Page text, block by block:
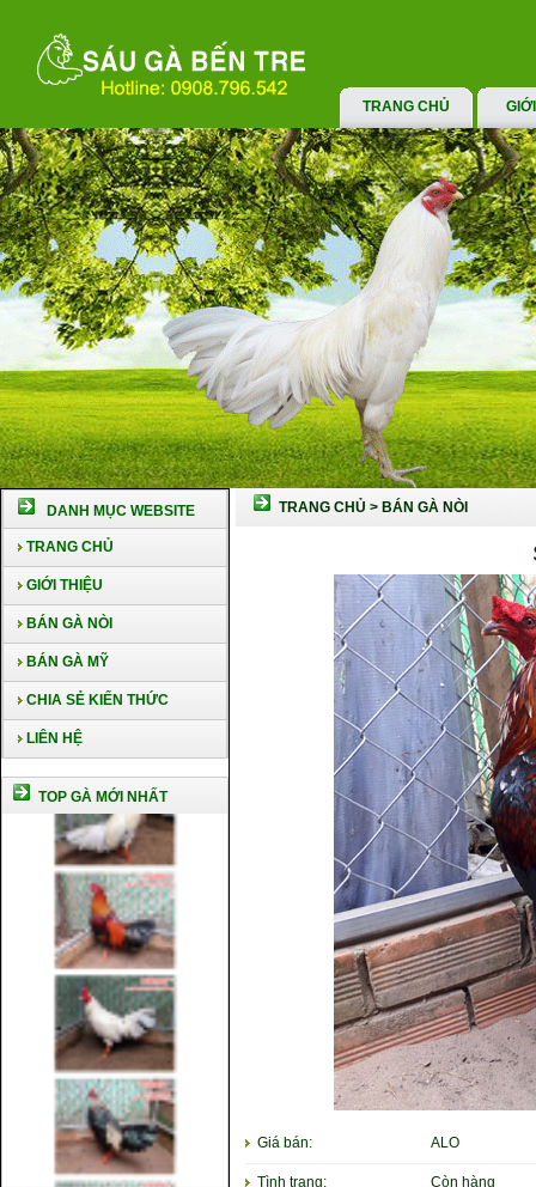
TRANG CHỦ
DANH MỤC WEBSITE
TRANG CHỦ
GIỚI THIỆU
BÁN GÀ NÒI
BÁN GÀ MỸ
CHIA SẺ KIẾN THỨC
LIÊN HỆ
TOP GÀ MỚI NHẤT
Cách nuôi gà chế độ đá c1
Cách nuôi gà đông tảo thuần
chủng
Kỹ thuật nuôi gà con mới nở
Hướng dẫn nuôi gà đá
Tại sao bạn cần biết cách nuôi
TRANG CHỦ > BÁN GÀ NÒI
Giá bán: ALO
Tình trạng: Còn hàng